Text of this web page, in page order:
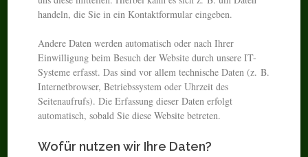
handeln, die Sie in ein Kontaktformular eingeben.
Andere Daten werden automatisch oder nach Ihrer
Einwilligung beim Besuch der Website durch unsere IT-
Systeme erfasst. Das sind vor allem technische Daten (z. B.
Internetbrowser, Betriebssystem oder Uhrzeit des
Seitenaufrufs). Die Erfassung dieser Daten erfolgt
automatisch, sobald Sie diese Website betreten.
Wofür nutzen wir Ihre Daten?